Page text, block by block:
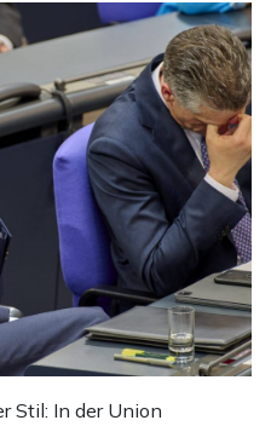
Stil: In der Union